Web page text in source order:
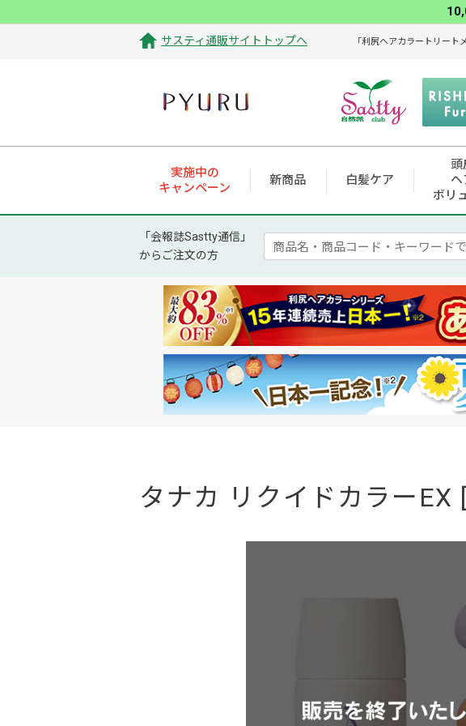
サスティ通販サイトトップへ 「利尻ヘアカラートリー
実施中の
キャンペーン
新商品 白髪ケア
頭
ヘ
ボリ
「会報誌Sastty通信」
からご注文の方
タナカ リクイドカラーEX